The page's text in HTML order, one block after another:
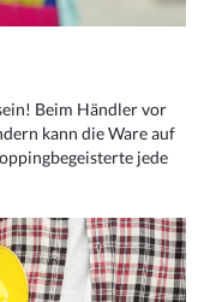
Beim Händler vor
kann die Ware auf
jede